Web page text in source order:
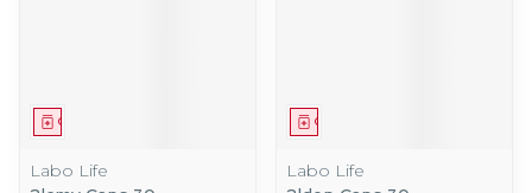
Geneesmiddel
Labo Life
Geneesmiddel
Labo Life